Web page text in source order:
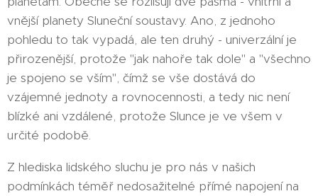
vnější planety Sluneční soustavy. Ano, z jednoho
pohledu to tak vypadá, ale ten druhý - univerzální je
přirozenější, protože "jak nahoře tak dole" a "všechno
je spojeno se vším", čímž se vše dostává do
vzájemné jednoty a rovnocennosti, a tedy nic není
blízké ani vzdálené, protože Slunce je ve všem v
určité podobě.
Z hlediska lidského sluchu je pro nás v našich
podmínkách téměř nedosažitelné přímé napojení na